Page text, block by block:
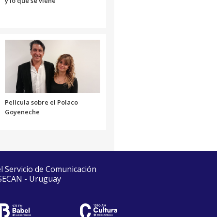
Película sobre el Polaco
Goyeneche
de Comunicación
- Uruguay